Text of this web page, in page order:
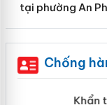
tại phường An
Chống
Khẩn